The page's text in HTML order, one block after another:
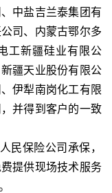
中盐吉兰泰集团有
司、内蒙古鄂尔多
工新疆硅业有限公
疆天业股份有限公
伊犁南岗化工有限
并得到客户的一致
民保险公司承保，
提供现场技术服务